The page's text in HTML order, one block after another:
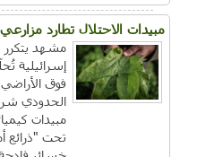
مبيدات الاحتلال تطارد
إسرائيلية
فوق
الحدودي
مبيدات
تحت "ذرائع